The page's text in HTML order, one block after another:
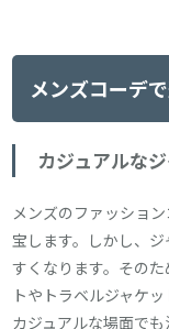
メンズコーデ
カジュアルな
メンズのファッショ
宝します。しかし、
すくなります。その
トやトラベルジャケ
カジュアルな場面でも